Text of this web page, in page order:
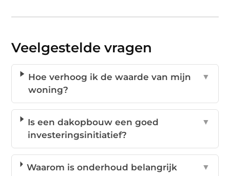
Veelgestelde vragen
Hoe verhoog ik de waarde van mijn
woning?
▼
Is een dakopbouw een goed
investeringsinitiatief?
▼
Waarom is onderhoud belangrijk
▼